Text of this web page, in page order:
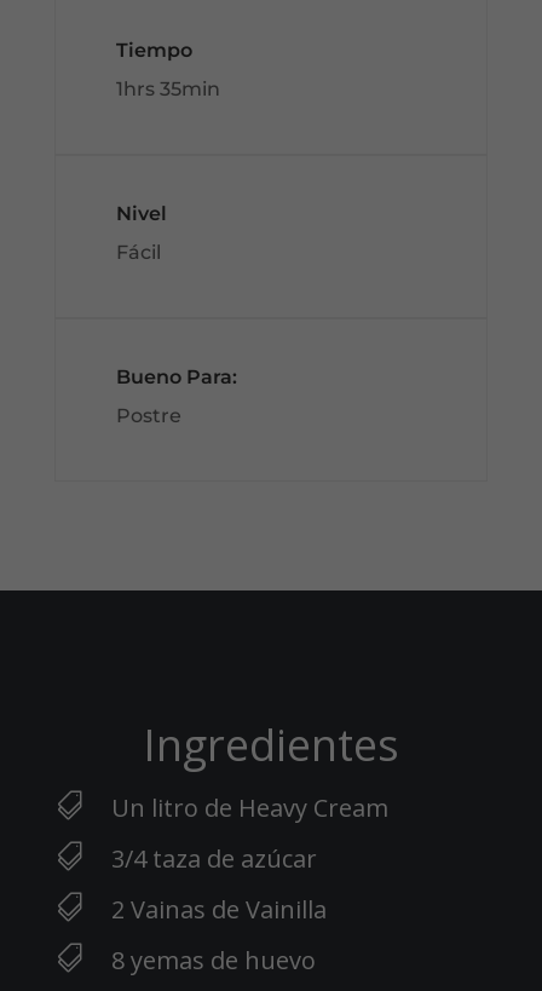
Tiempo
1hrs 35min
Nivel
Fácil
Bueno Para:
Postre
Ingredientes
 Un litro de Heavy Cream
 3/4 taza de azúcar
 2 Vainas de Vainilla
 8 yemas de huevo